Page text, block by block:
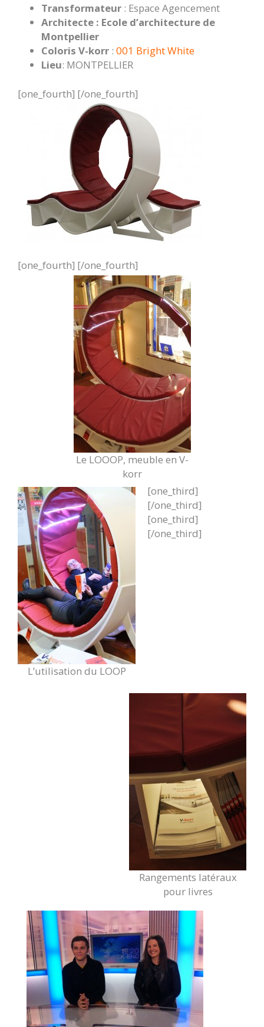
Transformateur : Espace Agencement
Architecte : Ecole d’architecture de
Montpellier
Coloris V-korr : 001 Bright White
Lieu: MONTPELLIER
[one_fourth] [/one_fourth]
[one_fourth] [/one_fourth]
Le LOOOP, meuble en V-
korr
[one_third]
L’utilisation du LOOP
[/one_third]
[one_third]
Rangements latéraux
pour livres
[/one_third]